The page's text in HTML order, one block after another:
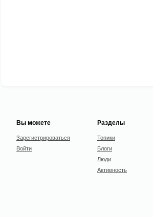
Вы можете
Зарегистрироваться
Войти
Разделы
Топики
Блоги
Люди
Активность